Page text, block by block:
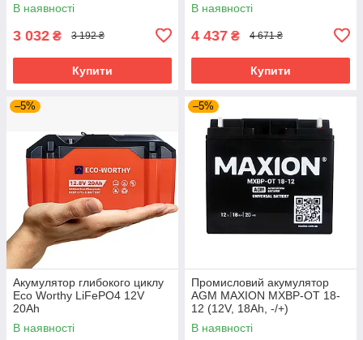
В наявності
3 032 ₴ 3 192 ₴
Купити
В наявності
4 437 ₴ 4 671 ₴
Купити
–5%
Акумулятор глибокого циклу
Eco Worthy LiFePO4 12V
20Ah
В наявності
–5%
Промисловий акумулятор
AGM MAXION MXBP-OT 18-
12 (12V, 18Ah, -/+)
В наявності